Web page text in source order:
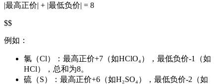
|最高正价| + |最低负价| = 8
$$
例如：
氯（Cl）：最高正价+7（如HClO₄），最低负价-1（如
HCl），总和为8。
硫（S）：最高正价+6（如H₂SO₄），最低负价-2（如